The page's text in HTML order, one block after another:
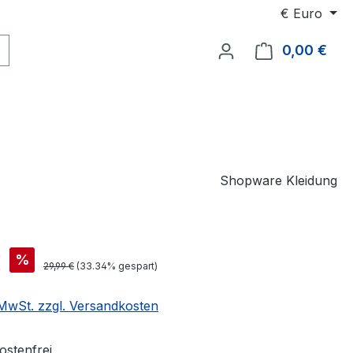
€ Euro
0,00 €
Shopware Kleidung
% 29,99 € (33.34% gespart)
zzgl. Versandkosten